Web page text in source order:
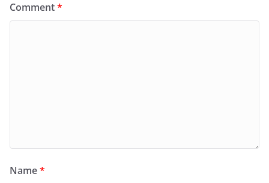
Comment*
Name*